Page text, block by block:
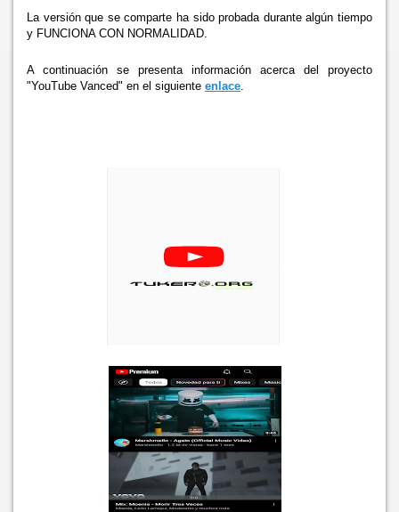
La versión que se comparte ha sido probada durante algún tiempo
y FUNCIONA CON NORMALIDAD.
A continuación se presenta información acerca del proyecto
"YouTube Vanced" en el siguiente enlace.